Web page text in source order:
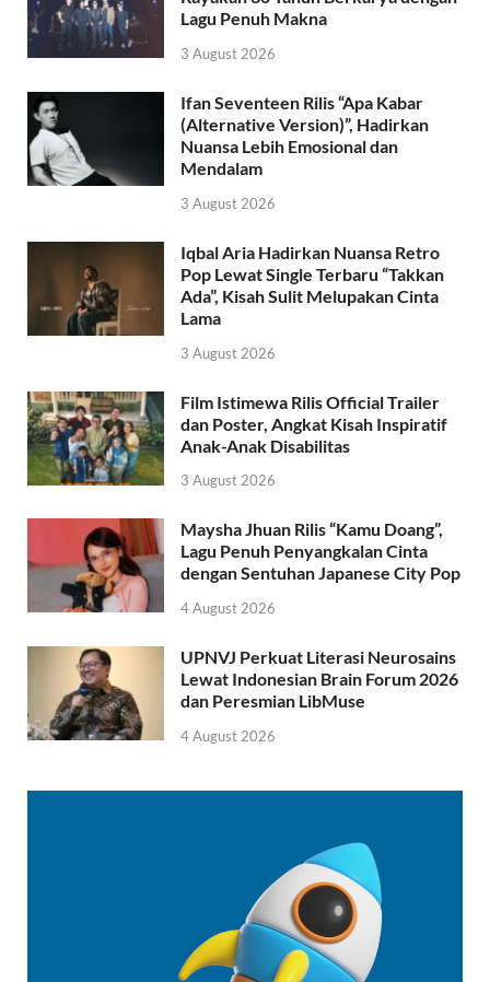
Lagu Penuh Makna
3 August 2026
Ifan Seventeen Rilis “Apa Kabar
(Alternative Version)”, Hadirkan
Nuansa Lebih Emosional dan
Mendalam
3 August 2026
Iqbal Aria Hadirkan Nuansa Retro
Pop Lewat Single Terbaru “Takkan
Ada”, Kisah Sulit Melupakan Cinta
Lama
3 August 2026
Film Istimewa Rilis Official Trailer
dan Poster, Angkat Kisah Inspiratif
Anak-Anak Disabilitas
3 August 2026
Maysha Jhuan Rilis “Kamu Doang”,
Lagu Penuh Penyangkalan Cinta
dengan Sentuhan Japanese City Pop
4 August 2026
UPNVJ Perkuat Literasi Neurosains
Lewat Indonesian Brain Forum 2026
dan Peresmian LibMuse
4 August 2026